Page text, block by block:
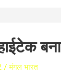
मंगल भारत